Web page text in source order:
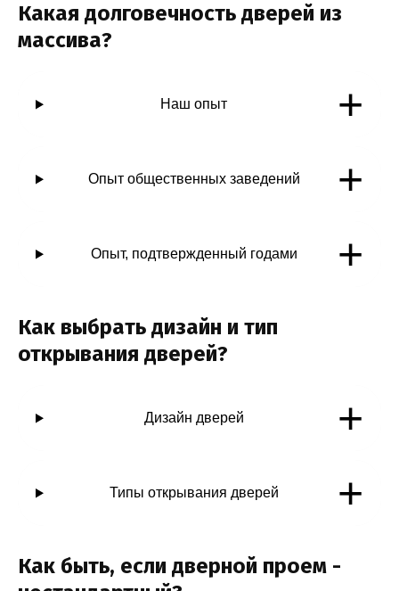
Какая долговечность дверей из
массива?
Наш опыт +
Опыт общественных заведений +
Опыт, подтвержденный годами +
Как выбрать дизайн и тип
открывания дверей?
Дизайн дверей +
Типы открывания дверей +
Как быть, если дверной проем -